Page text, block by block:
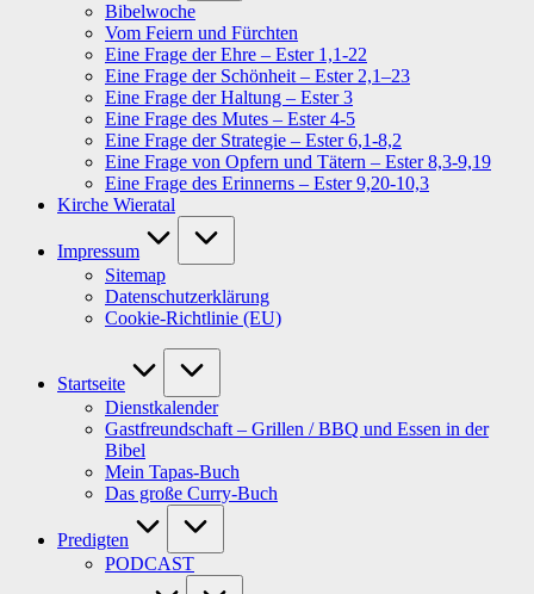
Bibelwoche
Vom Feiern und Fürchten
Eine Frage der Ehre – Ester 1,1-22
Eine Frage der Schönheit – Ester 2,1–23
Eine Frage der Haltung – Ester 3
Eine Frage des Mutes – Ester 4-5
Eine Frage der Strategie – Ester 6,1-8,2
Eine Frage von Opfern und Tätern – Ester 8,3-9,19
Eine Frage des Erinnerns – Ester 9,20-10,3
Kirche Wieratal
Impressum
Sitemap
Datenschutzerklärung
Cookie-Richtlinie (EU)
Startseite
Dienstkalender
Gastfreundschaft – Grillen / BBQ und Essen in der
Bibel
Mein Tapas-Buch
Das große Curry-Buch
Predigten
PODCAST